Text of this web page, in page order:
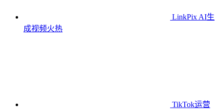
LinkPix AI生
成视频火热
TikTok运营